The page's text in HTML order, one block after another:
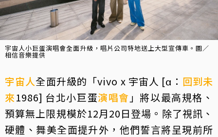
宇宙人小巨蛋演唱會全面升級，唱片公司特地送上大型宣傳車。圖／
相信音樂提供
宇宙人全面升級的「vivo x 宇宙人 [α： 回到未
來1986] 台北小巨蛋演唱會 」將以最高規格、
預算無上限規模於12月20日登場。除了視訊、
硬體、舞美全面提升外，他們誓言將呈現前所